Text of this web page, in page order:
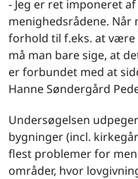
- Jeg er ret imponeret
menighedsrådene.
forhold til f.eks. at være
må man bare sige, at
er forbundet med at
Hanne Søndergård
Undersøgelsen
bygninger (incl.
flest problemer for
områder, hvor